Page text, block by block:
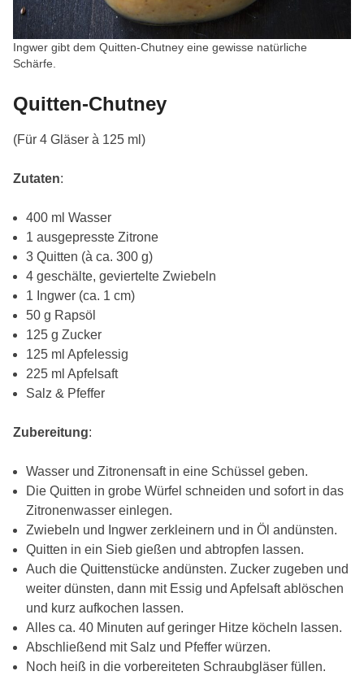
Ingwer gibt dem Quitten-Chutney eine gewisse natürliche
Schärfe.
Quitten-Chutney
(Für 4 Gläser à 125 ml)
Zutaten:
400 ml Wasser
1 ausgepresste Zitrone
3 Quitten (à ca. 300 g)
4 geschälte, geviertelte Zwiebeln
1 Ingwer (ca. 1 cm)
50 g Rapsöl
125 g Zucker
125 ml Apfelessig
225 ml Apfelsaft
Salz & Pfeffer
Zubereitung:
Wasser und Zitronensaft in eine Schüssel geben.
Die Quitten in grobe Würfel schneiden und sofort in das
Zitronenwasser einlegen.
Zwiebeln und Ingwer zerkleinern und in Öl andünsten.
Quitten in ein Sieb gießen und abtropfen lassen.
Auch die Quittenstücke andünsten. Zucker zugeben und
weiter dünsten, dann mit Essig und Apfelsaft ablöschen
und kurz aufkochen lassen.
Alles ca. 40 Minuten auf geringer Hitze köcheln lassen.
Abschließend mit Salz und Pfeffer würzen.
Noch heiß in die vorbereiteten Schraubgläser füllen.